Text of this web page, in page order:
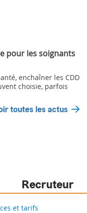
pour les soignants
enchaîner les CDD
choisie, parfois
toutes les actus
Recruteur
et tarifs